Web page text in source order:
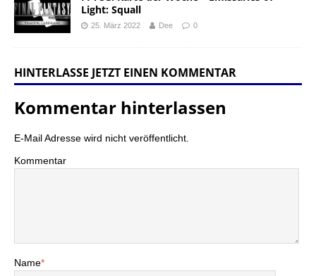
Light: Squall
25. März 2022 Dee 0
HINTERLASSE JETZT EINEN KOMMENTAR
Kommentar hinterlassen
E-Mail Adresse wird nicht veröffentlicht.
Kommentar
Name*